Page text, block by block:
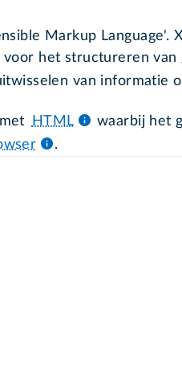
Markup Language'.
voor het structureren van
van informatie
HTML
waarbij het
.